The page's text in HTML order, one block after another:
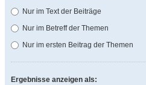
Nur im Text der Beiträge
Nur im Betreff der Themen
Nur im ersten Beitrag der Themen
Ergebnisse anzeigen als: